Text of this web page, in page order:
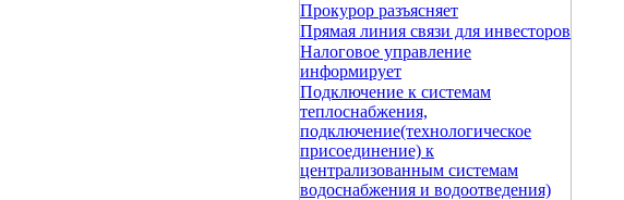
Прокурор разъясняет
Прямая линия связи для инвесторов
Налоговое управление
информирует
Подключение к системам
теплоснабжения,
подключение(технологическое
присоединение) к
централизованным системам
водоснабжения и водоотведения)